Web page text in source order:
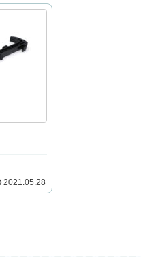
2021.05.28